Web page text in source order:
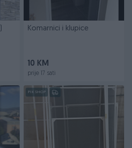
Komarnici i klupice
10 KM
prije 17 sati
PIK SHOP